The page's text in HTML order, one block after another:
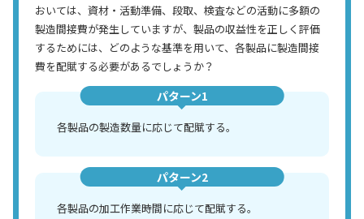
おいては、資材・活動準備、段取、検査などの活動に多額の
製造間接費が発生していますが、製品の収益性を正しく評価
するためには、どのような基準を用いて、各製品に製造間接
費を配賦する必要があるでしょうか？
パターン1
各製品の製造数量に応じて配賦する。
パターン2
各製品の加工作業時間に応じて配賦する。